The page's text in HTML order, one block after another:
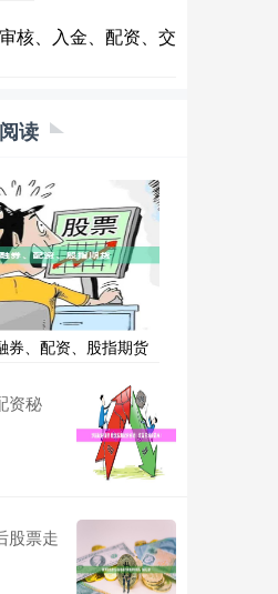
核、入金、配资、交
读
券、配资、股指期货
资秘
股票走